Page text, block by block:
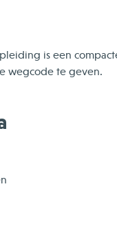
is een
wegcode te geven.